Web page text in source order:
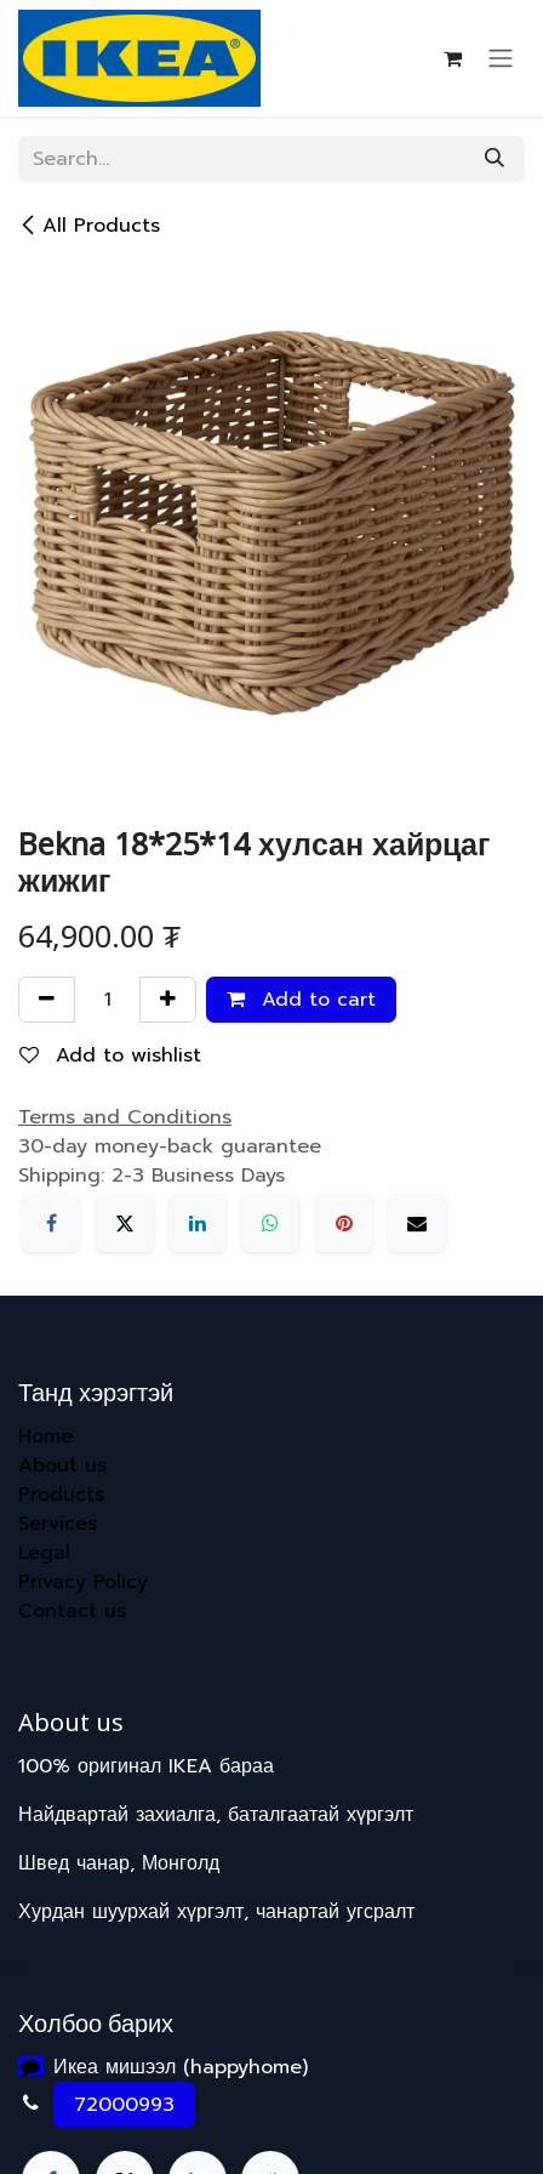
Skip to Content
All Products
Bekna 18*25*14 хулсан хайрцаг
жижиг
64,900.00₮
Add to cart
Add to wishlist
Terms and Conditions
30-day money-back guarantee
Shipping: 2-3 Business Days
Танд хэрэгтэй
Home
About us
Products
Services
Legal
Privacy Policy
Contact us
About us
100% оригинал IKEA бараа
Найдвартай захиалга, баталгаатай хүргэлт
Швед чанар, Монголд
Хурдан шуурхай хүргэлт, чанартай угсралт
Холбоо барих
Икеа мишээл (happyhome)
72000993